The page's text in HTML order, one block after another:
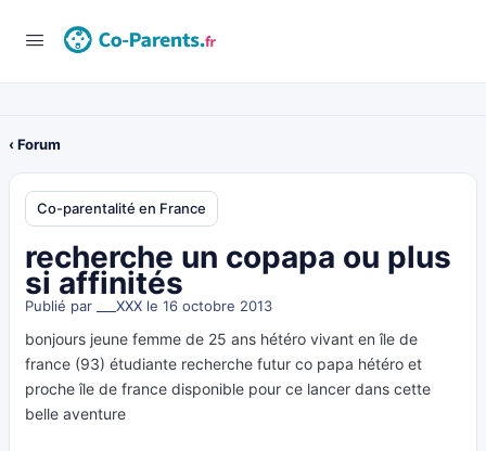
‹ Forum
Co-parentalité en France
recherche un copapa ou plus
si affinités
Publié par ___XXX le 16 octobre 2013
bonjours jeune femme de 25 ans hétéro vivant en île de
france (93) étudiante recherche futur co papa hétéro et
proche île de france disponible pour ce lancer dans cette
belle aventure